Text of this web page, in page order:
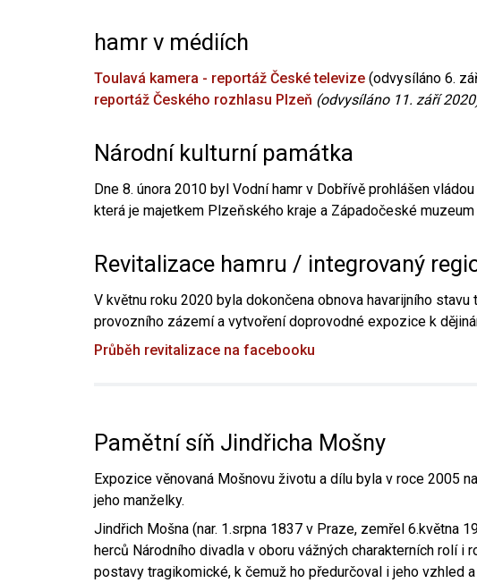
hamr v médiích
Toulavá kamera - reportáž České televize (odvysíláno 6.
reportáž Českého rozhlasu Plzeň (odvysíláno 11. září
Národní kulturní památka
Dne 8. února 2010 byl Vodní hamr v Dobřívě prohlášen
která je majetkem Plzeňského kraje a Západočeské
Revitalizace hamru / integrovaný
V květnu roku 2020 byla dokončena obnova havarijního
provozního zázemí a vytvoření doprovodné expozice k
Průběh revitalizace na facebooku
Pamětní síň Jindřicha Mošny
Expozice věnovaná Mošnovu životu a dílu byla v roce 2005
jeho manželky.
Jindřich Mošna (nar. 1.srpna 1837 v Praze, zemřel 6.května
herců Národního divadla v oboru vážných charakterních rolí i
postavy tragikomické, k čemuž ho předurčoval i jeho vzhled